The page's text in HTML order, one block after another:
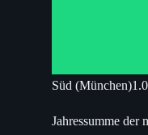
Süd (München)
Jahressumme der